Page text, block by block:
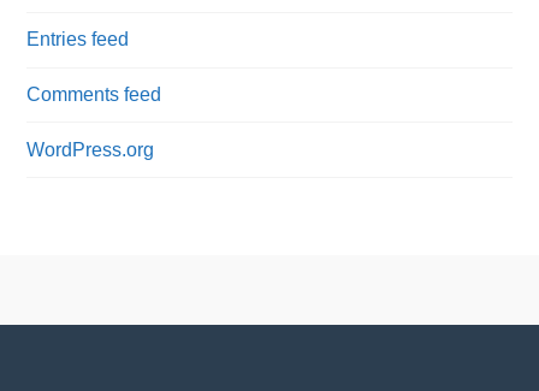
Entries feed
Comments feed
WordPress.org